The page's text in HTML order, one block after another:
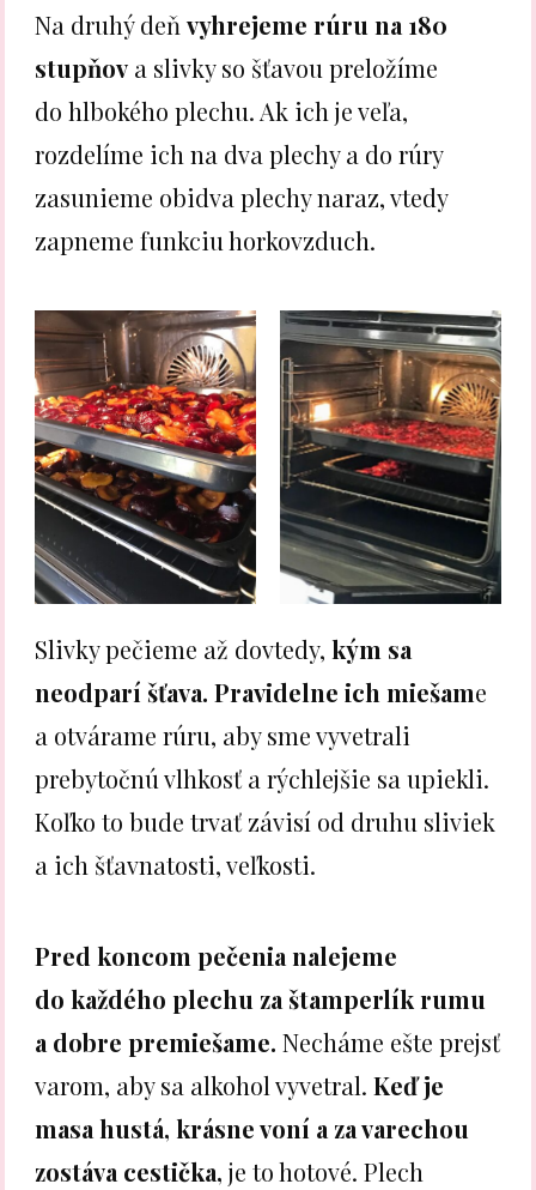
Na druhý deňvyhrejeme rúru na 180
stupňov a slivky so šťavou preložíme
do hlbokého plechu. Ak ich je veľa,
rozdelíme ich na dva plechy a do rúry
zasunieme obidva plechy naraz, vtedy
zapneme funkciu horkovzduch.
Slivky pečieme až dovtedy,kým sa
neodparí šťava. Pravidelne ich miešame
a otvárame rúru, aby sme vyvetrali
prebytočnú vlhkosť a rýchlejšie sa upiekli.
Koľko to bude trvať závisí od druhu sliviek
a ich šťavnatosti, veľkosti.
Pred koncom pečenia nalejeme
do každého plechu za štamperlík rumu
a dobre premiešame.Necháme ešte prejsť
varom, aby sa alkohol vyvetral.Keď je
masa hustá, krásne voní a za varechou
zostáva cestička, je to hotové. Plech